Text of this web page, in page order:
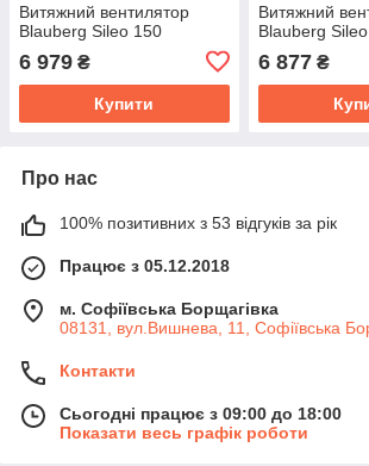
Витяжний вентилятор
Blauberg Sileo 150
6 979 ₴
Купити
Витяжний
Blauberg
6 877₴
Про нас
100% позитивних з 53 відгуків за рік
Працює з 05.12.2018
м. Софіївська Борщагівка
08131, вул.Вишнева, 11, Софіївська
Контакти
Сьогодні працює з 09:00 до 18:00
Показати весь графік роботи